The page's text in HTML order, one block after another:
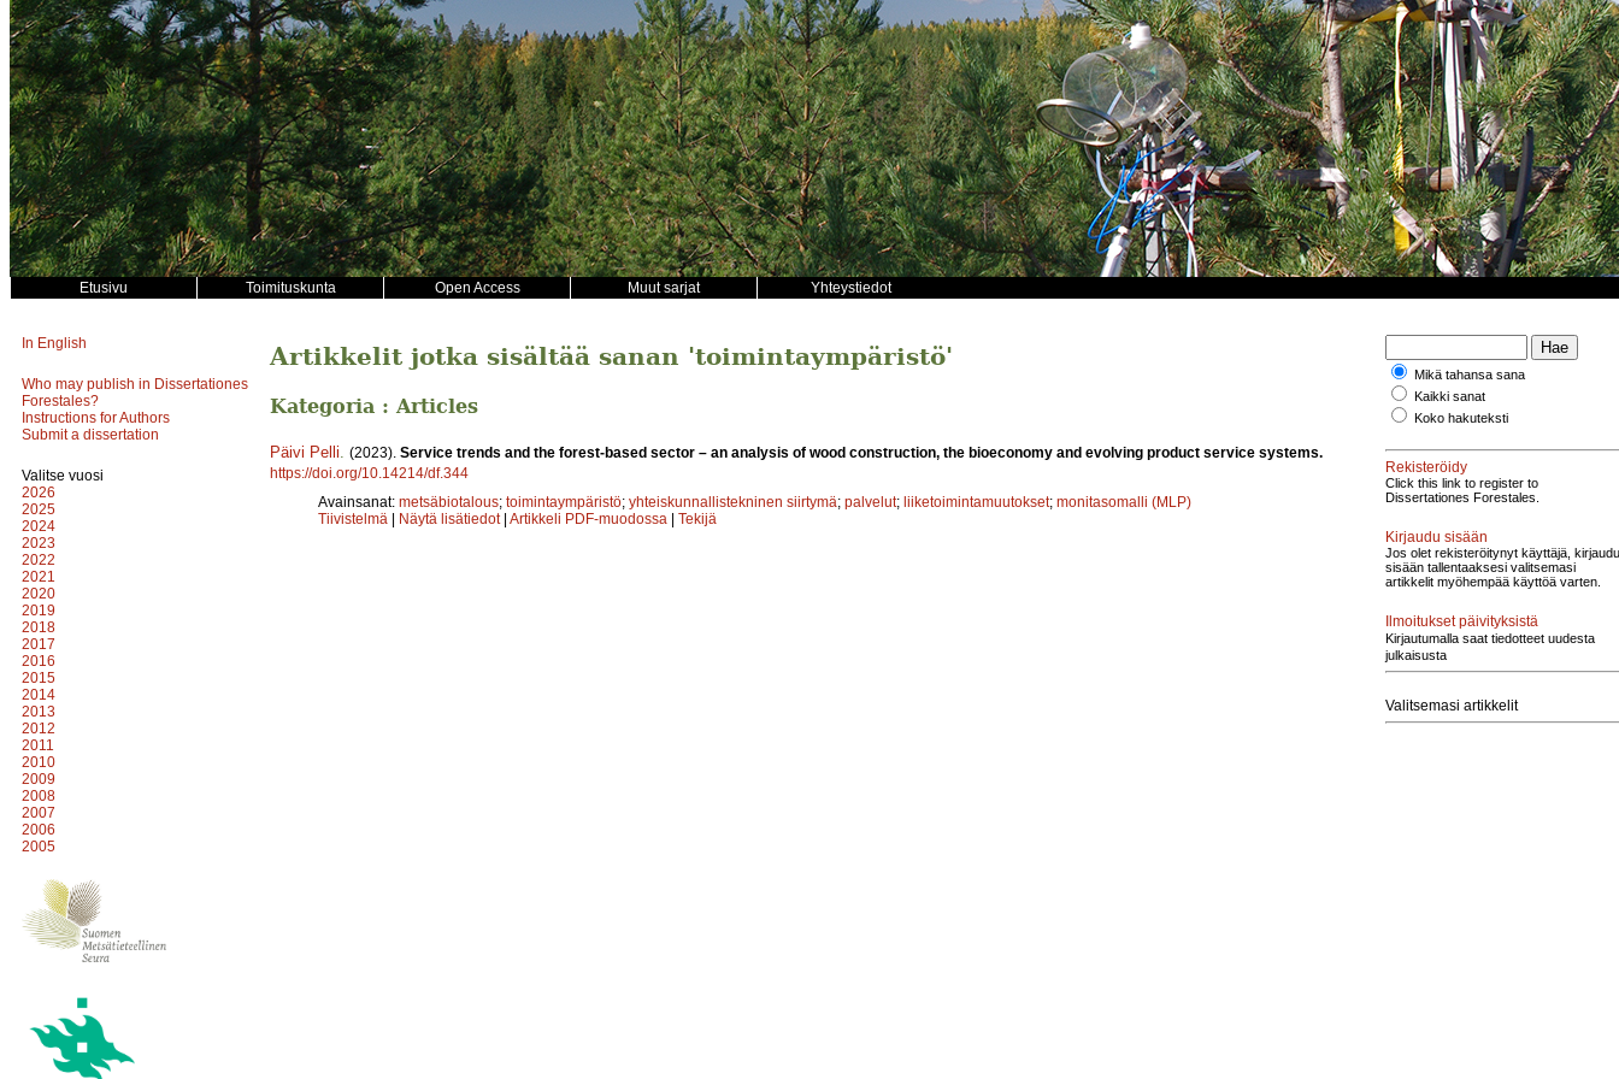
Etusivu Toimituskunta Open Access Muut sarjat Yhteystiedot
In English
Who may publish in Dissertationes
Forestales?
Instructions for Authors
Submit a dissertation
Valitse vuosi
2026
2025
2024
2023
2022
2021
2020
2019
2018
2017
2016
2015
2014
2013
2012
2011
2010
2009
2008
2007
2006
2005
Artikkelit jotka sisältää sanan 'toimintaympäristö'
Kategoria : Articles
Päivi Pelli (2023). Service trends and the forest-based sector – an analysis of wood construction, the bioeconomy and evolving product service systems.
https://doi.org/10.14214/df.344
Avainsanat: metsäbiotalous; toimintaympäristö; yhteiskunnallistekninen siirtymä; palvelut; liiketoimintamuutokset; monitasomalli (MLP)
Tiivistelmä | Näytä lisätiedot | Artikkeli PDF-muodossa | Tekijä
Mikä tahansa sana
Kaikki sanat
Koko hakuteksti
Rekisteröidy
Click this link to register to
Dissertationes Forestales.
Kirjaudu sisään
Jos olet rekisteröitynyt käyttäjä, kirjaudu
sisään tallentaaksesi valitsemasi
artikkelit myöhempää käyttöä varten.
Ilmoitukset päivityksistä
Kirjautumalla saat tiedotteet uudesta
julkaisusta
Valitsemasi artikkelit